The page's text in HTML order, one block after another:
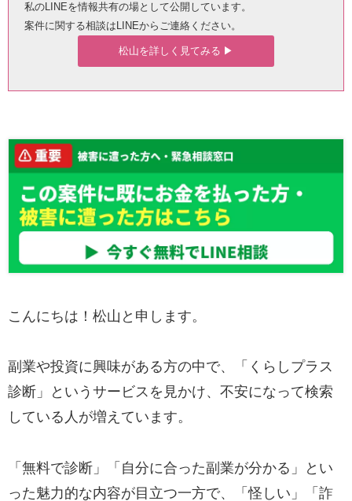
私のLINEを情報共有の場として公開しています。
案件に関する相談はLINEからご連絡ください。
松山を詳しく見てみる ▶︎
こんにちは！松山と申します。
副業や投資に興味がある方の中で、「くらしプラス
診断」というサービスを見かけ、不安になって検索
している人が増えています。
「無料で診断」「自分に合った副業が分かる」とい
った魅力的な内容が目立つ一方で、「怪しい」「詐